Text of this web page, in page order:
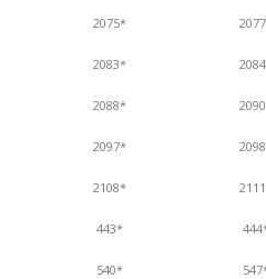
2075*
2083*
2088*
2097*
2108*
443*
540*